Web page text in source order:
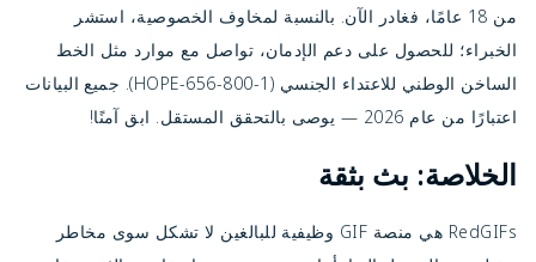
اعتبارًا من عام 2026 — يوصى بالتحقق المستقل. ابق آمنًا!
الخلاصة: بث بثقة
RedGIFs هي منصة GIF وظيفية للبالغين لا تشكل سوى مخاطر